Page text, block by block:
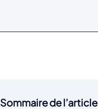
Sommaire de l’article